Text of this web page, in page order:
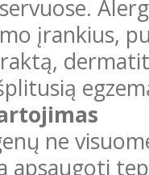
įrankius,
ne
apsaugoti